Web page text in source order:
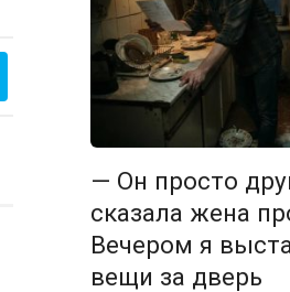
— Он просто
сказала жена
Вечером я
вещи за дверь